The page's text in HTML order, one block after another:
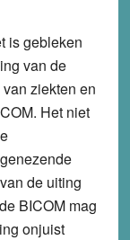
is gebleken
van de
ziekten en
Het niet
de uiting
BICOM mag
onjuist